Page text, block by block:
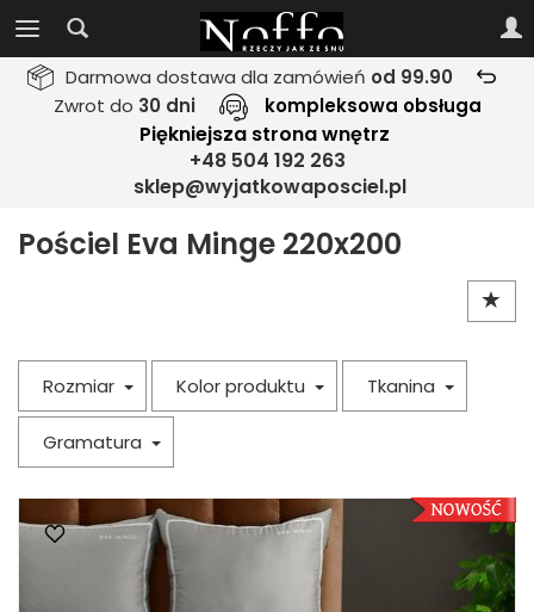
Darmowa dostawa dla zamówień od 99.90
Zwrot do 30 dni kompleksowa obsługa
Piękniejsza strona wnętrz
+48 504 192 263
sklep@wyjatkowaposciel.pl
Pościel Eva Minge 220x200
Rozmiar Kolor produktu Tkanina
Gramatura